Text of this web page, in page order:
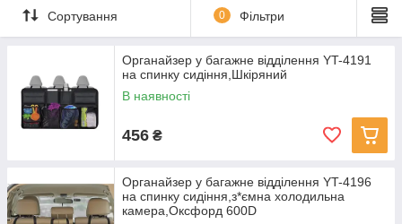
Сортування 0 Фільтри
Органайзер у багажне відділення YT-4191
на спинку сидіння,Шкіряний
В наявності
456 ₴
Органайзер у багажне відділення YT-4196
на спинку сидіння,з*ємна холодильна
камера,Оксфорд 600D